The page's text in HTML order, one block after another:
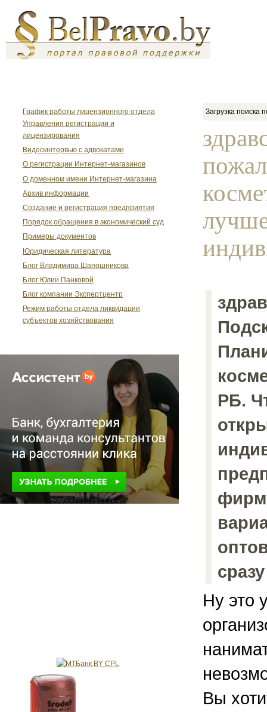
График работы лицензионного отдела
Управления регистрации и
лицензирования
Видеоинтервью с адвокатами
О регистрации Интернет-магазинов
О доменном имени Интернет-магазина
Архив информации
Создание и регистрация предприятия
Порядок обращения в экономический суд
Примеры документов
Юридическая литература
Блог Владимира Шапошникова
Блог Юлии Панковой
Блог компании Экспертцентр
Режим работы отдела ликвидации
субъектов хозяйствования
Загрузка поиска
РБ.
Ну это
Вы